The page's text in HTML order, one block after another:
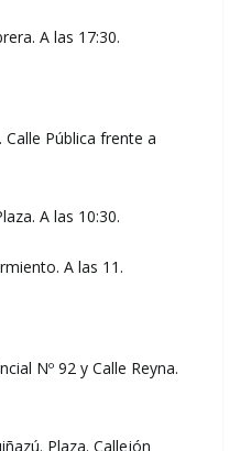
A las 17:30.
Pública frente a
A las 10:30.
A las 11.
Nº 92 y Calle Reyna.
Plaza. Callejón